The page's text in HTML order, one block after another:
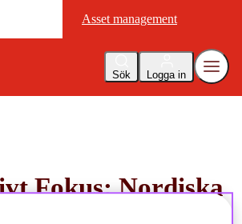
Asset management
Sök Logga in
Asset management
Fokus: Nordiska